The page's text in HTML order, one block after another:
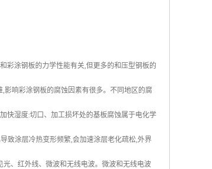
彩涂钢板的力学性能有关,但更多的和压型钢板的
响彩涂钢板的腐蚀因素有很多。不同地区的腐
快湿度:切口、加工损坏处的基板腐蚀属于电化学
致涂层冷热变形频繁,会加速涂层老化疏松,外界
、红外线、微波和无线电波。微波和无线电波